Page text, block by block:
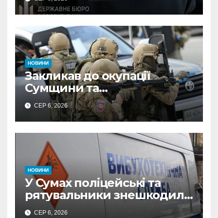
неправомірної вигоди у
ФОПа
НОВИНИ
Закликав до окупації
Сумщини та
виправдовував обстріли:
СБУ викрила
прокремлівського агітатора
з Охтирки
СЕР 6, 2026
НОВИНИ
У Сумах поліцейські та
рятувальники знешкодили
500-кілограмову авіабомбу
СЕР 6, 2026